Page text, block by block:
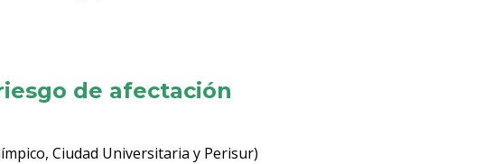
de afectación
Ciudad Universitaria y Perisur)